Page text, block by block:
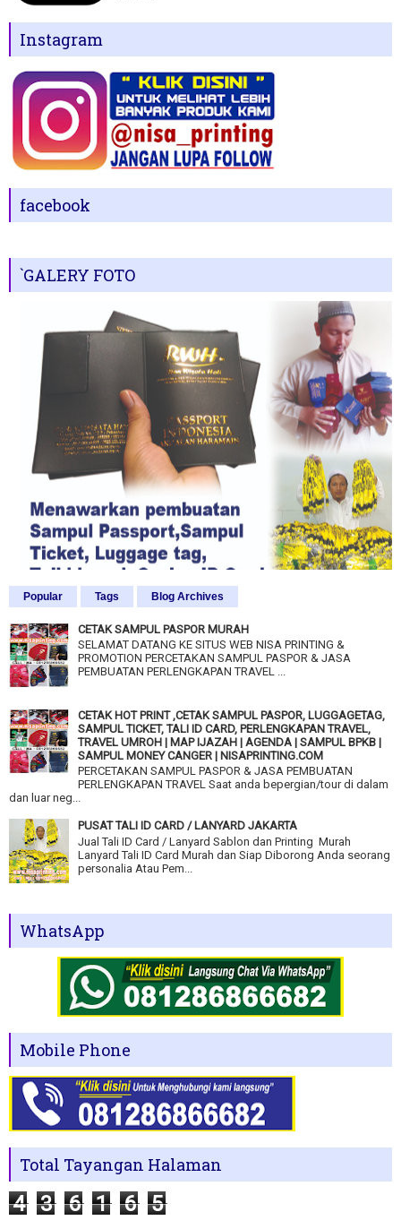
Instagram
facebook
`GALERY FOTO
Popular Tags Blog Archives
CETAK SAMPUL PASPOR MURAH
SELAMAT DATANG KE SITUS WEB NISA PRINTING &
PROMOTION PERCETAKAN SAMPUL PASPOR & JASA
PEMBUATAN PERLENGKAPAN TRAVEL ...
CETAK HOT PRINT ,CETAK SAMPUL PASPOR, LUGGAGETAG,
SAMPUL TICKET, TALI ID CARD, PERLENGKAPAN TRAVEL,
TRAVEL UMROH | MAP IJAZAH | AGENDA | SAMPUL BPKB |
SAMPUL MONEY CANGER | NISAPRINTING.COM
PERCETAKAN SAMPUL PASPOR & JASA PEMBUATAN
PERLENGKAPAN TRAVEL Saat anda bepergian/tour di dalam
dan luar neg...
PUSAT TALI ID CARD / LANYARD JAKARTA
Jual Tali ID Card / Lanyard Sablon dan Printing Murah
Lanyard Tali ID Card Murah dan Siap Diborong Anda seorang
personalia Atau Pem...
WhatsApp
Mobile Phone
Total Tayangan Halaman
4 3 6 1 6 5